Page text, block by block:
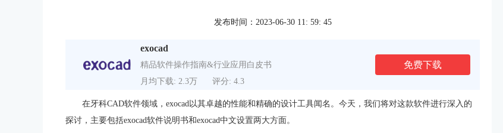
发布时间：2023-06-30 11: 59: 45
exocad
精品软件操作指南&行业应用白皮书
月均下载: 2.3万
评分: 4.3
免费下载
在牙科CAD软件领域， exocad以其卓越的性能和精确的设计工具闻名。今天，我们将对这款软件进行深入的
探讨，主要包括exocad软件说明书和exocad中文设置两大方面。